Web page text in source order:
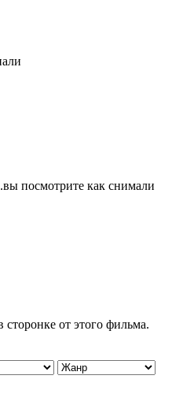
посмотрите как снимали
от этого фильма.